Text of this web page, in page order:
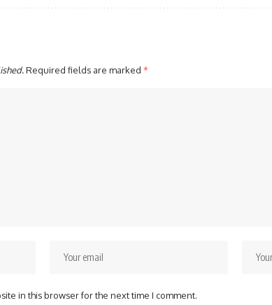
Required fields are marked *
in this browser for the next time I comment.